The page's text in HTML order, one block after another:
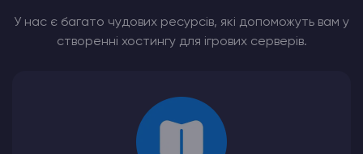
У нас є багато чудових ресурсів, які допоможуть вам у
створенні хостингу для ігрових серверів.